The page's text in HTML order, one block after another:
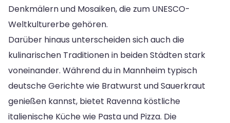
Denkmälern und Mosaiken, die zum UNESCO-
Weltkulturerbe gehören.
Darüber hinaus unterscheiden sich auch die
kulinarischen Traditionen in beiden Städten stark
voneinander. Während du in Mannheim typisch
deutsche Gerichte wie Bratwurst und Sauerkraut
genießen kannst, bietet Ravenna köstliche
italienische Küche wie Pasta und Pizza. Die